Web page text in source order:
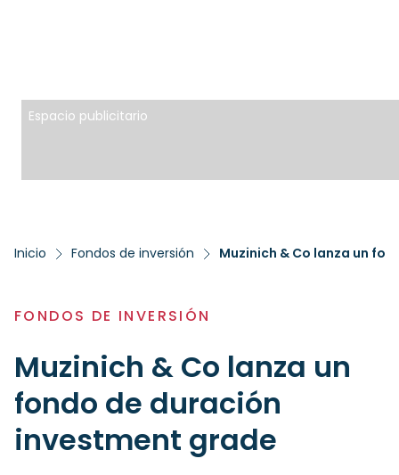
Espacio publicitario
Inicio Fondos de inversión Muzinich & Co lanza un
FONDOS DE INVERSIÓN
Muzinich & Co lanza un
fondo de duración
investment grade